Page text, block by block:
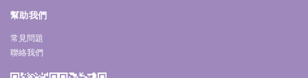
幫助我們
常見問題
聯絡我們